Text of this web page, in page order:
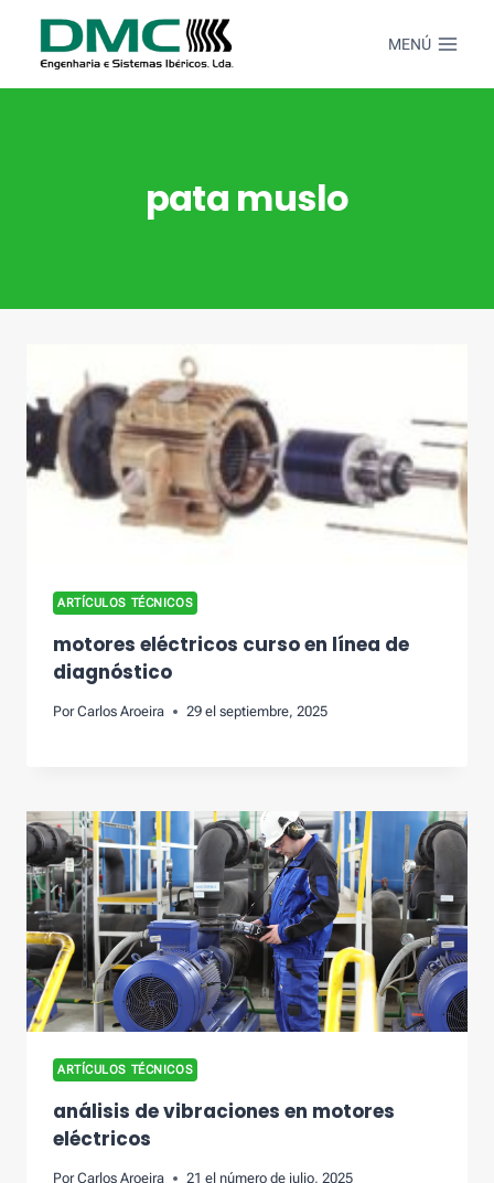
Contenido
MENÚ
pata muslo
ARTÍCULOS TÉCNICOS
motores eléctricos curso en línea de
diagnóstico
Por Carlos Aroeira 29 el septiembre, 2025
ARTÍCULOS TÉCNICOS
análisis de vibraciones en motores
eléctricos
Por Carlos Aroeira 21 el número de julio, 2025